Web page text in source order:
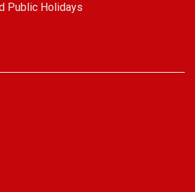
Public Holidays